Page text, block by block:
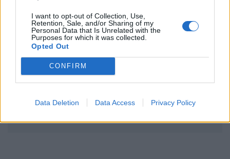
I want to opt-out of Collection, Use,
Retention, Sale, and/or Sharing of my
Personal Data that Is Unrelated with the
Purposes for which it was collected.
Opted Out
CONFIRM
Data Deletion Data Access Privacy Policy
Az előfizetés a következőket tartalmazza:
Portfolio.hu teljes cikkarchívum
Kötéslisták: BÉT elmúlt 2 év napon belüli
kötéslistái